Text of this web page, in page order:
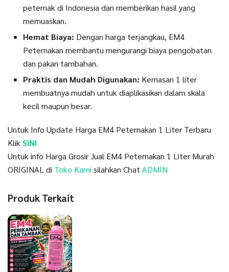
peternak di Indonesia dan memberikan hasil yang
memuaskan.
Hemat Biaya: Dengan harga terjangkau, EM4
Peternakan membantu mengurangi biaya pengobatan
dan pakan tambahan.
Praktis dan Mudah Digunakan: Kemasan 1 liter
membuatnya mudah untuk diaplikasikan dalam skala
kecil maupun besar.
Untuk Info Update Harga EM4 Peternakan 1 Liter Terbaru
Klik SINI
Untuk info Harga Grosir Jual EM4 Peternakan 1 Liter Murah
ORIGINAL di Toko Kami silahkan Chat ADMIN
Produk Terkait